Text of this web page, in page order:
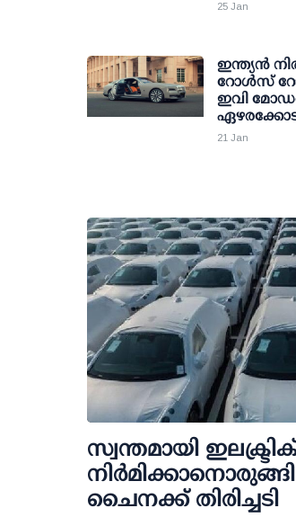
25 Jan
ഇന്ത്യന്‍
റോള്‍സ്
ഇവി
21 Jan
സ്വന്തമായി
ചൈനക്ക് തിരിച്ചടി